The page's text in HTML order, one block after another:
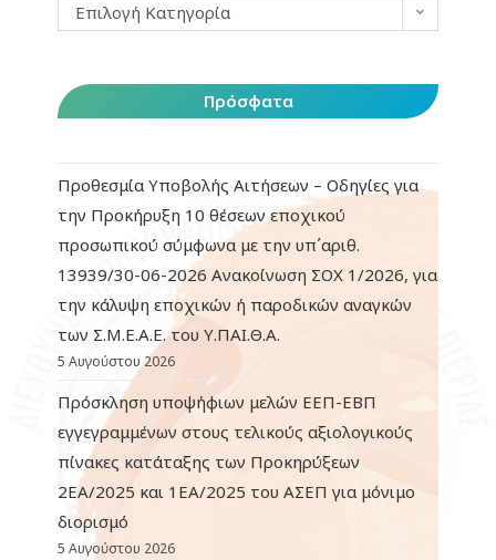
Επιλογή Κατηγορία
Πρόσφατα
Προθεσμία Υποβολής Αιτήσεων – Οδηγίες για
την Προκήρυξη 10 θέσεων εποχικού
προσωπικού σύμφωνα με την υπ΄αριθ.
13939/30-06-2026 Ανακοίνωση ΣΟΧ 1/2026, για
την κάλυψη εποχικών ή παροδικών αναγκών
των Σ.Μ.Ε.Α.Ε. του Υ.ΠΑΙ.Θ.Α.
5 Αυγούστου 2026
Πρόσκληση υποψήφιων μελών ΕΕΠ-ΕΒΠ
εγγεγραμμένων στους τελικούς αξιολογικούς
πίνακες κατάταξης των Προκηρύξεων
2ΕΑ/2025 και 1ΕΑ/2025 του ΑΣΕΠ για μόνιμο
διορισμό
5 Αυγούστου 2026